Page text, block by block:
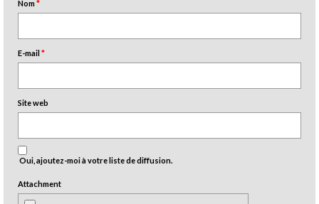
Nom*
E-mail*
Site web
Oui, ajoutez-moi à votre liste de diffusion.
Attachment